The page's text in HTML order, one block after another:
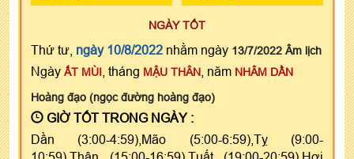
NGÀY TỐT
Thứ tư, ngày 10/8/2022 nhằm ngày 13/7/2022 Âm lịch
Ngày ẤT MÙI , tháng MẬU THÂN , năm NHÂM DẦN
Hoàng đạo (ngọc đường hoàng đạo)
GIỜ TỐT TRONG NGÀY :
Dần (3:00-4:59),Mão (5:00-6:59),Tỵ (9:00-